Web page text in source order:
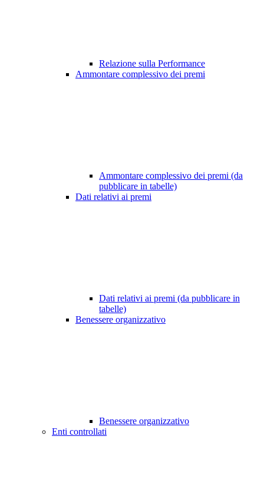
Relazione sulla Performance
Ammontare complessivo dei premi
Ammontare complessivo dei premi (da
pubblicare in tabelle)
Dati relativi ai premi
Dati relativi ai premi (da pubblicare in
tabelle)
Benessere organizzativo
Benessere organizzativo
Enti controllati